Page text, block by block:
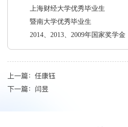
上海财经大学优秀毕业生
暨南大学优秀毕业生
2014、2013、2009年国家奖学金
上一篇： 任康钰
下一篇： 闫昱